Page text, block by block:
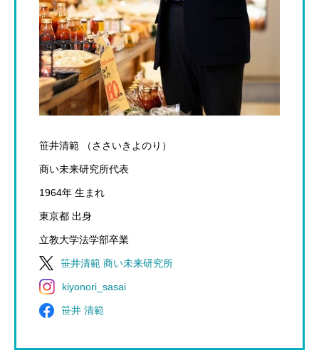
笹井清範 （ささいきよのり）
商い未来研究所代表
1964年 生まれ
東京都 出身
立教大学法学部卒業
笹井清範 商い未来研究所
kiyonori_sasai
笹井 清範